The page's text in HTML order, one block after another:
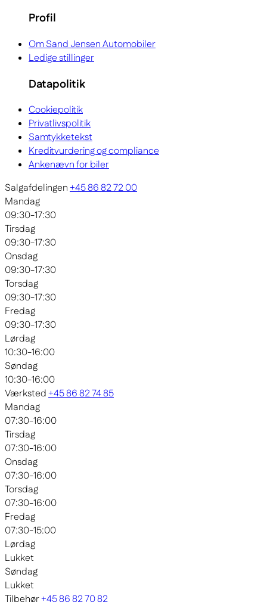
Profil
Om Sand Jensen Automobiler
Ledige stillinger
Datapolitik
Cookiepolitik
Privatlivspolitik
Samtykketekst
Kreditvurdering og compliance
Ankenævn for biler
Salgafdelingen+45 86 82 72 00
Mandag
09:30-17:30
Tirsdag
09:30-17:30
Onsdag
09:30-17:30
Torsdag
09:30-17:30
Fredag
09:30-17:30
Lørdag
10:30-16:00
Søndag
10:30-16:00
Værksted+45 86 82 74 85
Mandag
07:30-16:00
Tirsdag
07:30-16:00
Onsdag
07:30-16:00
Torsdag
07:30-16:00
Fredag
07:30-15:00
Lørdag
Lukket
Søndag
Lukket